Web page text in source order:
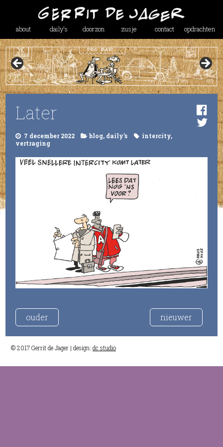
about daily’s doorzon zusje contact opdrachten
Later
7 december 2022 blog, daily's intercity,
vertraging
ouder nieuwer
© 2017 Gerrit de Jager | design: dc studio